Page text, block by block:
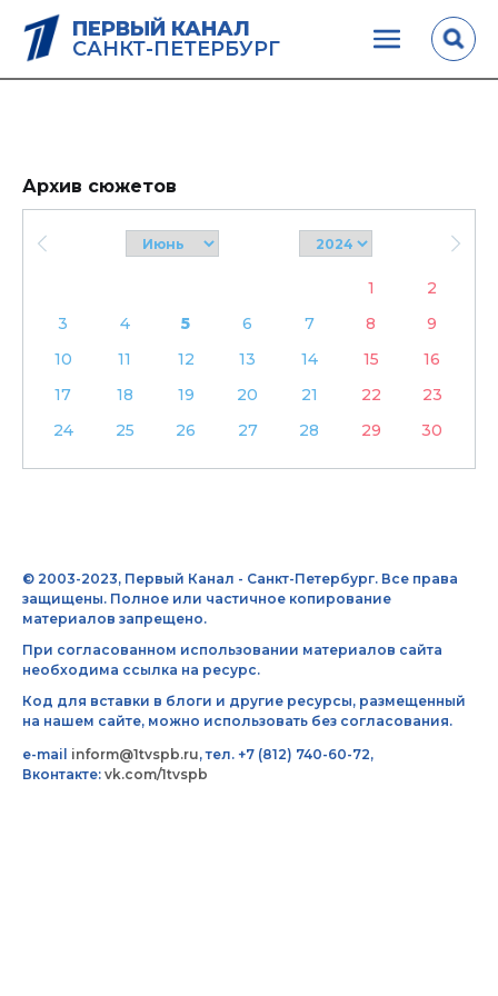
ПЕРВЫЙ КАНАЛ
САНКТ-ПЕТЕРБУРГ
Архив сюжетов
1
2
3
4 5 6 7 8
9
10
11 12 13 14 15
16
17
18 19 20 21 22
23
24
25 26 27 28 29 30
© 2003-2023, Первый Канал - Санкт-Петербург. Все права
защищены. Полное или частичное копирование
материалов запрещено.
При согласованном использовании материалов сайта
необходима ссылка на ресурс.
Код для вставки в блоги и другие ресурсы, размещенный
на нашем сайте, можно использовать без согласования.
e-mail inform@1tvspb.ru, тел. +7 (812) 740-60-72,
Вконтакте: vk.com/1tvspb